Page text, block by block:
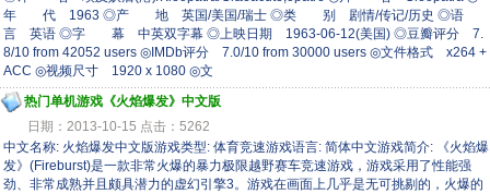
年 代 1963 ◎产 地 英国/美国/瑞士 ◎类 别 剧情/传记/历史 ◎语
言 英语 ◎字 幕 中英双字幕 ◎上映日期 1963-06-12(美国) ◎豆瓣评分 7.
8/10 from 42052 users ◎IMDb评分 7.0/10 from 30000 users ◎文件格式 x264 +
ACC ◎视频尺寸 1920 x 1080 ◎文
热门单机游戏《火焰爆发》中文版
日期：2013-10-15 点击：5262
中文名称: 火焰爆发中文版游戏类型: 体育竞速游戏语言: 简体中文游戏简介: 《火焰爆
发》(Fireburst)是一款非常火爆的暴力极限越野赛车竞速游戏，游戏采用了性能强
劲、非常成熟并且颇具潜力的虚幻引擎3。游戏在画面上几乎是无可挑剔的，火爆的